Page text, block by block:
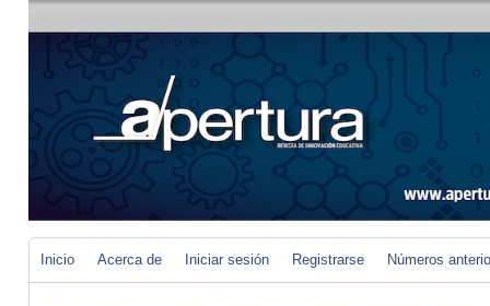
Inicio Acerca de Iniciar sesión Registrarse Números